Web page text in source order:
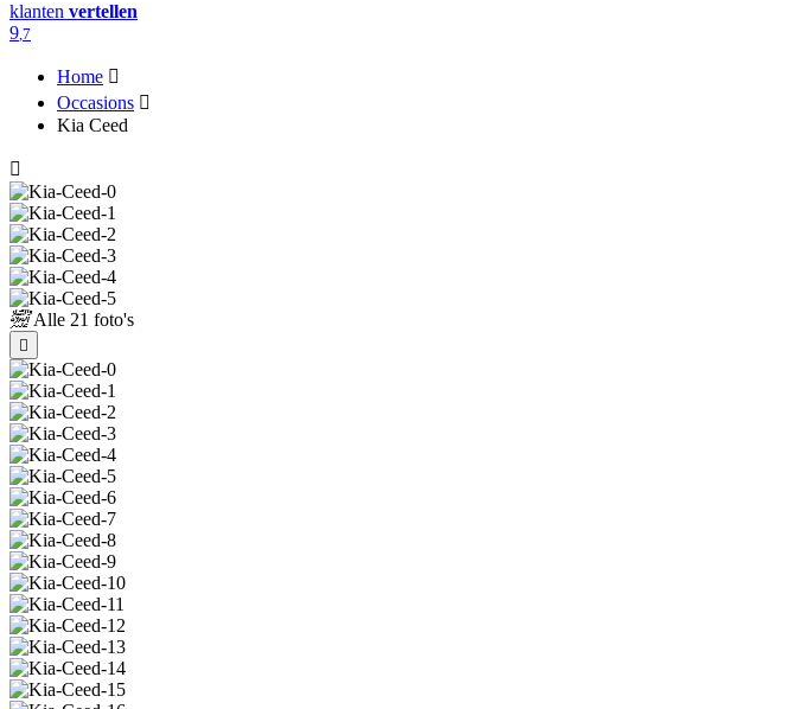
klanten vertellen
9,7
Home
Occasions
Kia Ceed
Alle 21 foto's